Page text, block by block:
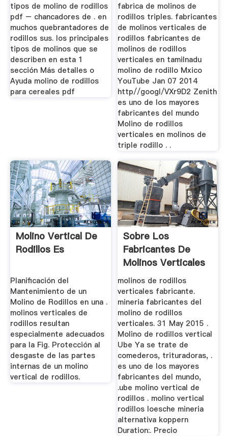
tipos de molino de rodillos
pdf – chancadores de . en
muchos quebrantadores de
rodillos sus. los principales
tipos de molinos que se
describen en esta 1
sección Más detalles o
Ayuda molino de rodillos
para cereales pdf
fabrica de molinos de
rodillos triples. fabricantes
de molinos verticales de
rodillos fabricantes de
molinos de rodillos
verticales en tamilnadu
molino de rodillo Mxico
YouTube Jan 07 2014
http//googl/VXr9D2 Zenith
es uno de los mayores
fabricantes del mundo
Molino de rodillos
verticales en molinos de
triple rodillo . .
Molino Vertical De
Rodillos Es
Planificación del
Mantenimiento de un
Molino de Rodillos en una .
molinos verticales de
rodillos resultan
especialmente adecuados
para la Fig. Protección al
desgaste de las partes
internas de un molino
vertical de rodillos.
Sobre Los
Fabricantes De
Molinos Verticales
De Tres Rodillos
molinos de rodillos
verticales fabricante.
mineria fabricantes del
molino de rodillos
verticales. 31 May 2015 .
Molino de rodillos vertical
Ube Ya se trate de
comederos, trituradoras, .
es uno de los mayores
fabricantes del mundo,
.ube molino vertical de
rodillos . molino vertical
rodillos loesche mineria
alternativa koppern
Duration:. Precio